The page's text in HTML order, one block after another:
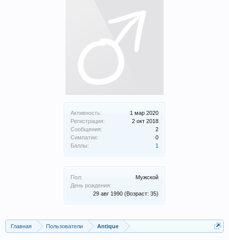
Активность:
1 мар 2020
Регистрация:
2 окт 2018
Сообщения:
2
Симпатии:
0
Баллы:
1
Пол:
Мужской
День рождения:
29 авг 1990 (Возраст: 35)
Главная Пользователи Antique